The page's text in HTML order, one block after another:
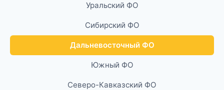
Уральский ФО
Сибирский ФО
Дальневосточный ФО
Южный ФО
Северо-Кавказский ФО